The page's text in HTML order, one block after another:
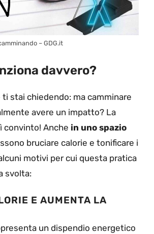
– GDG.it
davvero?
stai chiedendo: ma camminare
avere un impatto? La
convinto! Anche in uno spazio
bruciare calorie e tonificare i
motivi per cui questa pratica
svolta:
E AUMENTA LA
un dispendio energetico